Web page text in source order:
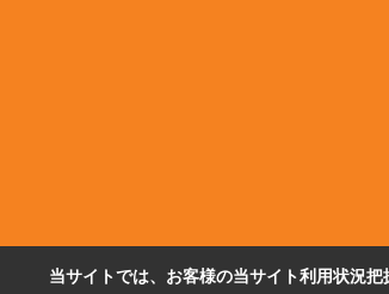
当サイトでは、お客様の当サイト利用状況